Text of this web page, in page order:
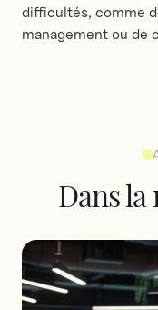
difficultés, comme
management ou de
Dansla